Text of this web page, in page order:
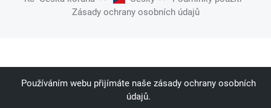
Zásady ochrany osobních údajů
Používáním webu přijímáte naše zásady ochrany osobních
údajů.